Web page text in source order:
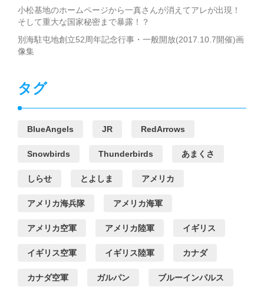
小松基地のホームページから一真さんが消えてアレが出現！
そして重大な国家秘密まで暴露！？
別海駐屯地創立52周年記念行事・一般開放(2017.10.7開催)画
像集
タグ
BlueAngels JR RedArrows
Snowbirds Thunderbirds あまくさ
しらせ とよしま アメリカ
アメリカ海兵隊 アメリカ海軍
アメリカ空軍 アメリカ陸軍 イギリス
イギリス空軍 イギリス陸軍 カナダ
カナダ空軍 ガルパン ブルーインパルス